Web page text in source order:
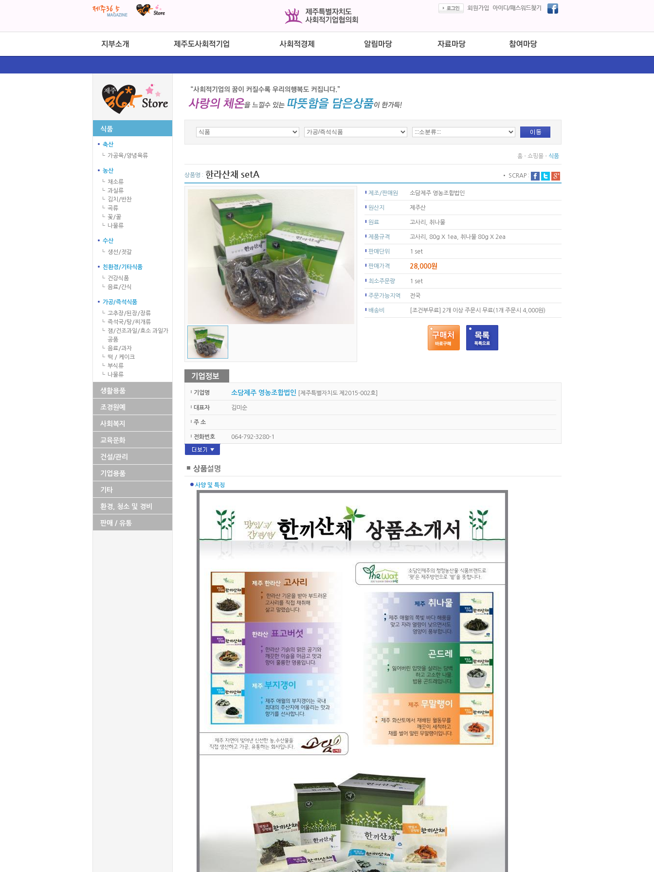
식품
축산
가공육/양념육류
농산
채소류
과실류
김치/반찬
곡류
꽃/꿀
나물류
수산
생선/젓갈
친환경/기타식품
건강식품
음료/간식
가공/즉석식품
고추장/된장/장류
즉석국/탕/찌개류
잼/건조과일/효소 과일가
공품
음료/과자
떡 / 케이크
부식류
나물류
생활용품
조경원예
사회복지
교육문화
건설/관리
기업용품
기타
환경, 청소 및 경비
판매 / 유통
홈 - 쇼핑몰 - 식품
상품명 : 한라산채 setA • SCRAP :
제조/판매원 소담제주 영농조합법인
원산지 제주산
원료 고사리, 취나물
제품규격 고사리, 80g X 1ea, 취나물 80g X 2ea
판매단위 1 set
판매가격 28,000원
최소주문량 1 set
주문가능지역 전국
배송비 [조건부무료] 2개 이상 주문시 무료(1개 주문시 4,000원)
기업명 소담제주 영농조합법인 [제주특별자치도 제2015-002호]
대표자 김미순
주 소
전화번호 064-792-3280-1
팩스번호
대표메일
홈페이지
주생산품
성명 :
전화 : 064-792-3280-1
이메일 :
사양 및 특징